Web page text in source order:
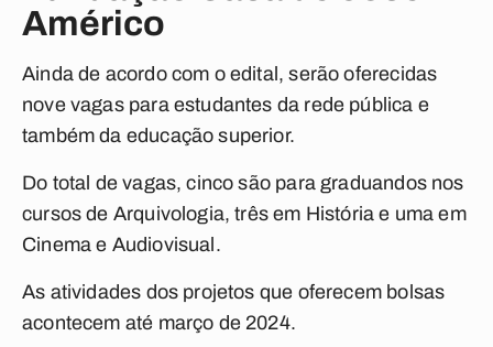
Américo
Ainda de acordo com o edital, serão oferecidas
nove vagas para estudantes da rede pública e
também da educação superior.
Do total de vagas, cinco são para graduandos nos
cursos de Arquivologia, três em História e uma em
Cinema e Audiovisual.
As atividades dos projetos que oferecem bolsas
acontecem até março de 2024.